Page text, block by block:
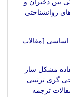
بین دختران و
روانشناختی
اساسی [مقالات
مشکل ساز
گری ترتیبی
ترجمه